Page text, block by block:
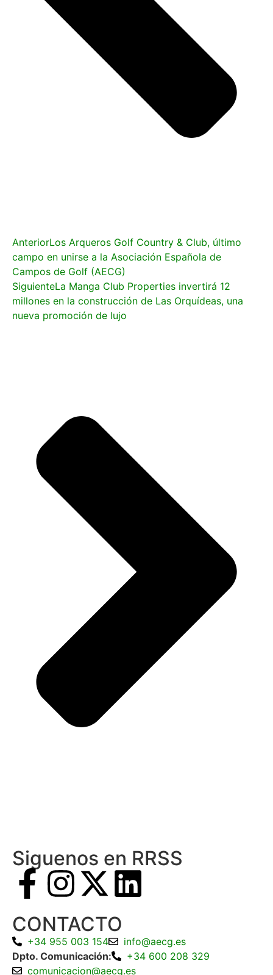
AnteriorLos Arqueros Golf Country & Club, último
campo en unirse a la Asociación Española de
Campos de Golf (AECG)
SiguienteLa Manga Club Properties invertirá 12
millones en la construcción de Las Orquídeas, una
nueva promoción de lujo
Siguenos en RRSS
CONTACTO
+34 955 003 154
info@aecg.es
Dpto. Comunicación:
+34 600 208 329
comunicacion@aecg.es